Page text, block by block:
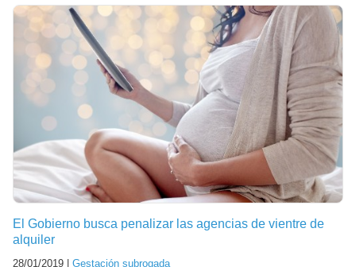
El Gobierno busca penalizar las agencias de vientre de
alquiler
28/01/2019 | Gestación subrogada